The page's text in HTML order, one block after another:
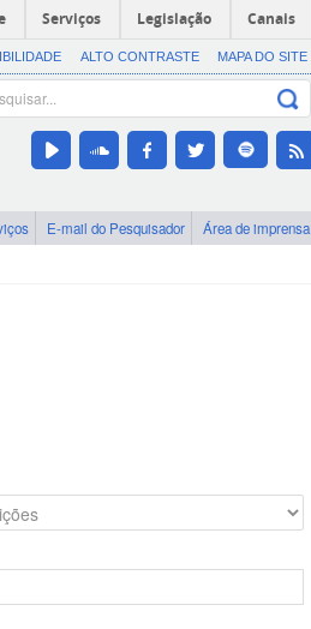
Serviços Legislação Canais
ALTO CONTRASTE MAPA DO SITE
E-mail do Pesquisador Área de imprensa